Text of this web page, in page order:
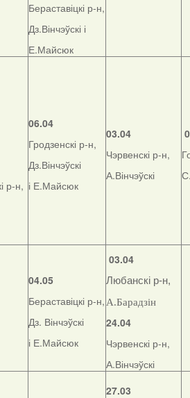
Бераставіцкі р-н,
Дз.Вінчэўскі і
Е.Майсюк
р-н,
06.04
Гродзенскі р-н,
Дз.Вінчэўскі
і Е.Майсюк
03.04
Чэрвенскі р-н,
А.Вінчэўскі
04.05
Бераставіцкі р-н,
Дз. Вінчэўскі
і Е.Майсюк
03.04
Любанскі р-н,
А.Барадзін
24.04
Чэрвенскі р-н,
А.Вінчэўскі
27.03